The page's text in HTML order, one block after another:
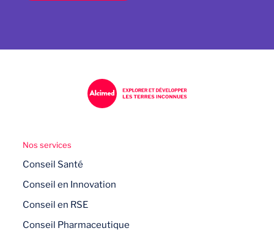
Nos services
Conseil Santé
Conseil en Innovation
Conseil en RSE
Conseil Pharmaceutique